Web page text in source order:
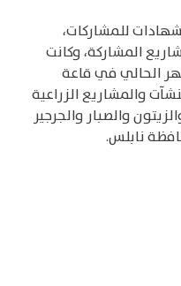
للمشاركات،
المشاركة، وكانت
الحالي في قاعة
من المنشآت والمشاريع الزراعية
والصبار والجرجير
نابلس.